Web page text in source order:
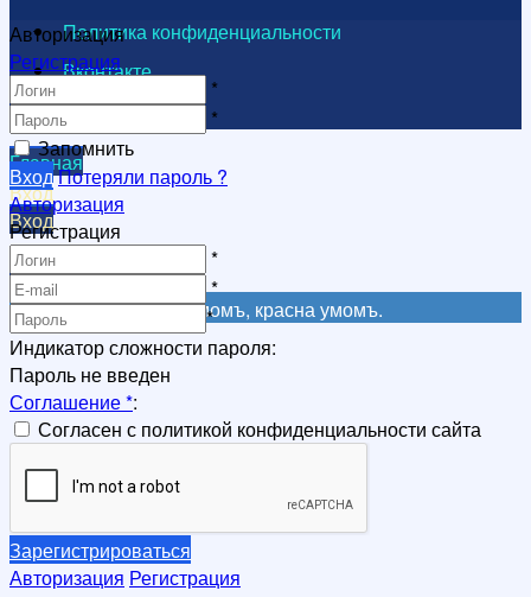
Политика конфиденциальности
Вконтакте
Видеоканал
Главная
Вход
Вход
Регистрация
Регистрация
Не красна книга письмомъ, красна умомъ.
Авторизация
Регистрация
*
*
Запомнить
ВходПотеряли пароль ?
Авторизация
Регистрация
*
*
*
Индикатор сложности пароля:
Пароль не введен
Соглашение*:
Согласен с политикой конфиденциальности сайта
Зарегистрироваться
Авторизация Регистрация